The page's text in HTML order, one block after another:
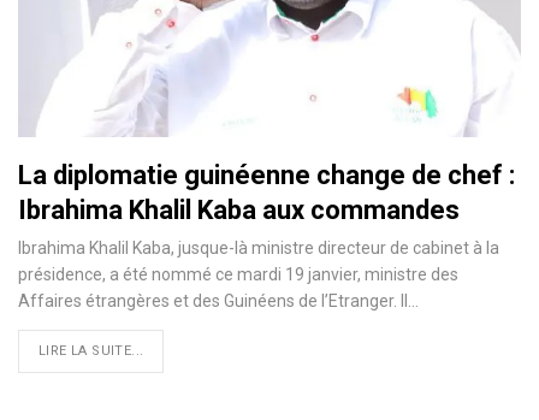
La diplomatie guinéenne change de chef :
Ibrahima Khalil Kaba aux commandes
Ibrahima Khalil Kaba, jusque-là ministre directeur de cabinet à la
présidence, a été nommé ce mardi 19 janvier, ministre des
Affaires étrangères et des Guinéens de l’Etranger. Il
LIRE LA SUITE...